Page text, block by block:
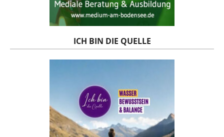
ICH BIN DIE QUELLE